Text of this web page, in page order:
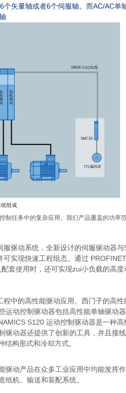
6个矢量轴或者6个伺服轴。而AC/AC单
制任务中的复杂应用。我们产品覆盖的功率
驱动系统，全新设计的伺服驱动器
实现快速工程组态。通过
套使用时，还可实现zui小负载的高度
中的高性能驱动应用。西门子的高
动控制驱动器包括高性能单轴驱动
S120 运动控制驱动器是一种
动器还提供了创新的工具，并且接
构形式和冷却方式。
动产品在众多工业应用中均能发挥
机、输送和装配系统。